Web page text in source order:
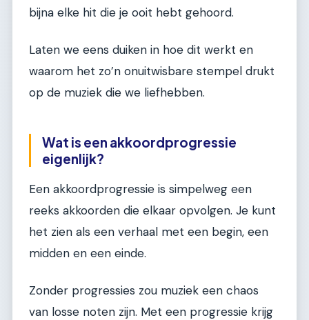
bijna elke hit die je ooit hebt gehoord.
Laten we eens duiken in hoe dit werkt en
waarom het zo’n onuitwisbare stempel drukt
op de muziek die we liefhebben.
Wat is een akkoordprogressie
eigenlijk?
Een akkoordprogressie is simpelweg een
reeks akkoorden die elkaar opvolgen. Je kunt
het zien als een verhaal met een begin, een
midden en een einde.
Zonder progressies zou muziek een chaos
van losse noten zijn. Met een progressie krijg